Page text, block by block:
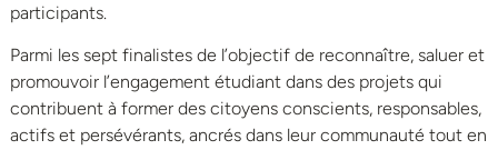
participants.
Parmi les sept finalistes de l’objectif de reconnaître, saluer et
promouvoir l’engagement étudiant dans des projets qui
contribuent à former des citoyens conscients, responsables,
actifs et persévérants, ancrés dans leur communauté tout en